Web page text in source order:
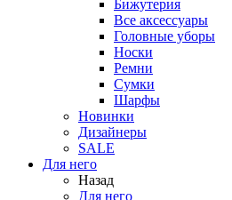
Бижутерия
Все аксессуары
Головные уборы
Носки
Ремни
Сумки
Шарфы
Новинки
Дизайнеры
SALE
Для него
Назад
Для него